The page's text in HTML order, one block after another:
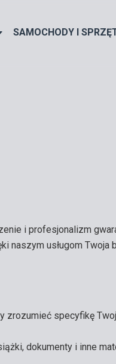
SAMOCHODY I
i profesjonalizm
naszym usługom
zrozumieć specyfikę
dokumenty i inne